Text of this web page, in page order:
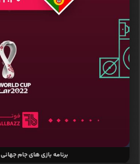
برنامه بازی‌ های جام جهانی 2022، دوشنبه 6 آذر